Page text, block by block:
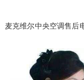
麦克维尔中央空调售后